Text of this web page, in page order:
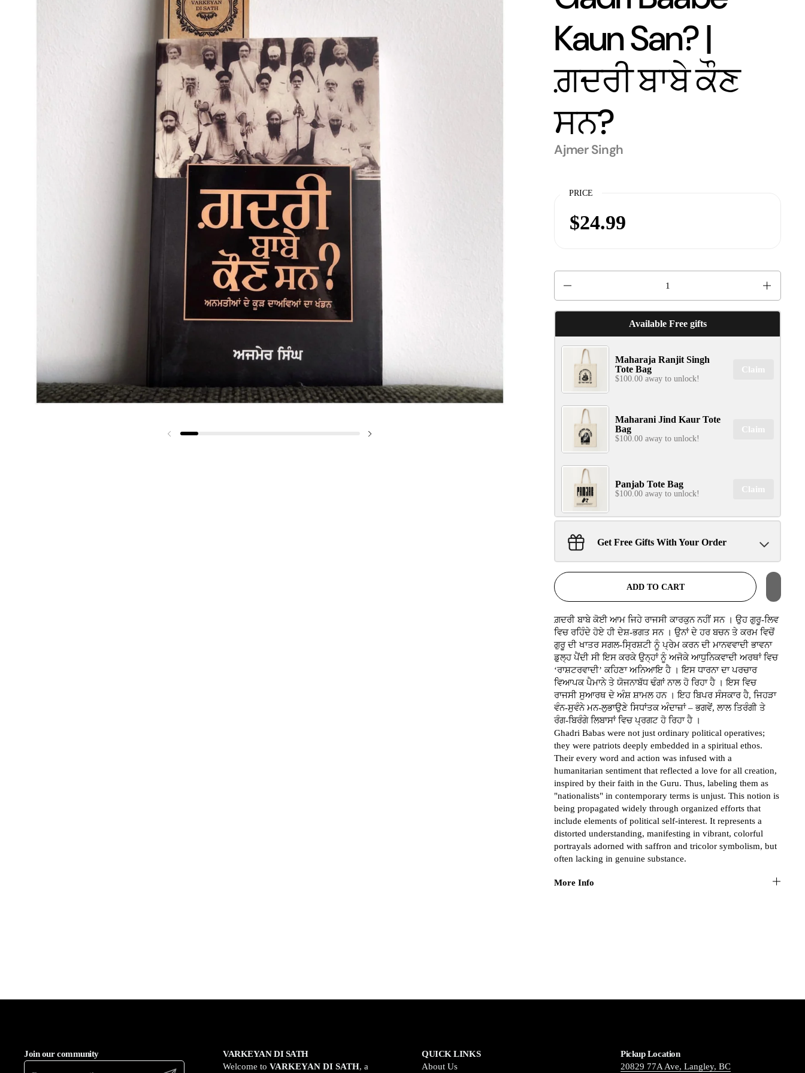
✕
Previous slide
Kaun San? |
ਗ਼ਦਰੀ ਬਾਬੇ ਕੌਣ
ਸਨ?
Ajmer Singh
PRICE
$24.99
Available Free gifts
Maharaja Ranjit Singh
Tote Bag
$100.00 away to unlock!
Claim
Maharani Jind Kaur Tote
Bag
$100.00 away to unlock!
Claim
Panjab Tote Bag
$100.00 away to unlock! Claim
Sant Jarnail Singh Ji- Tote
Bag
Claim
Get Free Gifts With Your Order
ADD TO CART
ਗ਼ਦਰੀ ਬਾਬੇ ਕੋਈ ਆਮ ਜਿਹੇ ਰਾਜਸੀ ਕਾਰਕੁਨ ਨਹੀਂ ਸਨ । ਉਹ ਗੁਰੂ-ਲਿਵ
ਵਿਚ ਰਹਿੰਦੇ ਹੋਏ ਹੀ ਦੇਸ਼-ਭਗਤ ਸਨ । ਉਨਾਂ ਦੇ ਹਰ ਬਚਨ ਤੇ ਕਰਮ ਵਿਚੋਂ
ਗੁਰੂ ਦੀ ਖਾਤਰ ਸਗਲ-ਸ੍ਰਿਸ਼ਟੀ ਨੂੰ ਪ੍ਰੇਮ ਕਰਨ ਦੀ ਮਾਨਵਵਾਦੀ ਭਾਵਨਾ
ਡੁਲ੍ਹ ਪੈਂਦੀ ਸੀ ਇਸ ਕਰਕੇ ਉਨ੍ਹਾਂ ਨੂੰ ਅਜੋਕੇ ਆਧੁਨਿਕਵਾਦੀ ਅਰਥਾਂ ਵਿਚ
‘ਰਾਸ਼ਟਰਵਾਦੀ’ ਕਹਿਣਾ ਅਨਿਆਇ ਹੈ । ਇਸ ਧਾਰਨਾ ਦਾ ਪਰਚਾਰ
ਵਿਆਪਕ ਪੈਮਾਨੇ ਤੇ ਯੋਜਨਾਬੱਧ ਢੰਗਾਂ ਨਾਲ ਹੋ ਰਿਹਾ ਹੈ । ਇਸ ਵਿਚ
ਰਾਜਸੀ ਸੁਆਰਥ ਦੇ ਅੰਸ਼ ਸ਼ਾਮਲ ਹਨ । ਇਹ ਬਿਪਰ ਸੰਸਕਾਰ ਹੈ, ਜਿਹੜਾ
ਵੰਨ-ਸੁਵੰਨੇ ਮਨ-ਲੁਭਾਉਣੇ ਸਿਧਾਂਤਕ ਅੰਦਾਜ਼ਾਂ – ਭਗਵੇਂ, ਲਾਲ ਤਿਰੰਗੀ ਤੇ
ਰੰਗ-ਬਿਰੰਗੇ ਲਿਬਾਸਾਂ ਵਿਚ ਪ੍ਰਗਟ ਹੋ ਰਿਹਾ ਹੈ ।
Ghadri Babas were not just ordinary political operatives;
they were patriots deeply embedded in a spiritual ethos.
Their every word and action was infused with a
humanitarian sentiment that reflected a love for all creation,
inspired by their faith in the Guru. Thus, labeling them as
"nationalists" in contemporary terms is unjust. This notion is
being propagated widely through organized efforts that
include elements of political self-interest. It represents a
distorted understanding, manifesting in vibrant, colorful
portrayals adorned with saffron and tricolor symbolism, but
often lacking in genuine substance.
More Info
Join our community
VARKEYAN DI SATH
Welcome to VARKEYAN DI SATH, a
QUICK LINKS
About Us
Pickup Location
20829 77A Ave, Langley, BC